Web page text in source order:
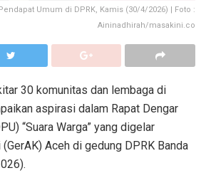
Umum di DPRK, Kamis (30/4/2026) | Foto :
Aininadhirah/masakini.co
30 komunitas dan lembaga di
aspirasi dalam Rapat Dengar
“Suara Warga” yang digelar
Aceh di gedung DPRK Banda